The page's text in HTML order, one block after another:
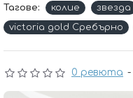
0 ревюта -
Тагове: колие звезда
victoria gold Сребърно